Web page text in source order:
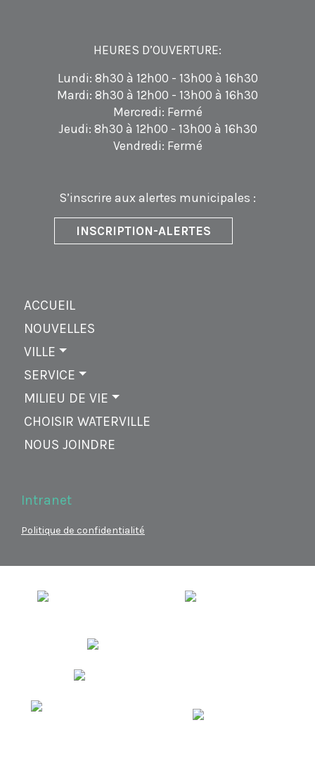
HEURES D’OUVERTURE:
Lundi: 8h30 à 12h00 - 13h00 à 16h30
Mardi: 8h30 à 12h00 - 13h00 à 16h30
Mercredi: Fermé
Jeudi: 8h30 à 12h00 - 13h00 à 16h30
Vendredi: Fermé
S’inscrire aux alertes municipales :
INSCRIPTION-ALERTES
ACCUEIL
NOUVELLES
VILLE
SERVICE
MILIEU DE VIE
CHOISIR WATERVILLE
NOUS JOINDRE
Intranet
Politique de confidentialité